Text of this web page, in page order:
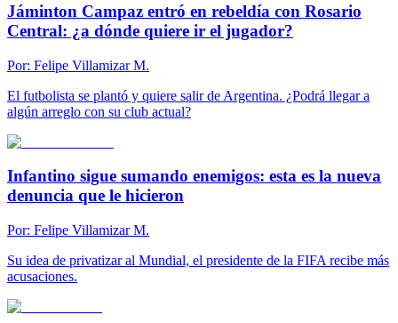
Jáminton Campaz entró en rebeldía con Rosario
Central: ¿a dónde quiere ir el jugador?
Por: Felipe Villamizar M.
El futbolista se plantó y quiere salir de Argentina. ¿Podrá llegar a
algún arreglo con su club actual?
Infantino sigue sumando enemigos: esta es la nueva
denuncia que le hicieron
Por: Felipe Villamizar M.
Su idea de privatizar al Mundial, el presidente de la FIFA recibe más
acusaciones.